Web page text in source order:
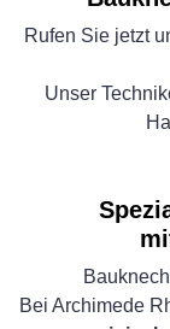
Rufen Sie jetzt
Unser
Bei Archimede